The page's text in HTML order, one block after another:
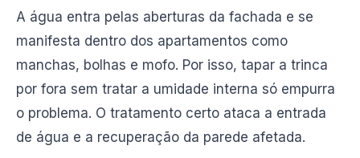
A água entra pelas aberturas da fachada e se
manifesta dentro dos apartamentos como
manchas, bolhas e mofo. Por isso, tapar a trinca
por fora sem tratar a umidade interna só empurra
o problema. O tratamento certo ataca a entrada
de água e a recuperação da parede afetada.